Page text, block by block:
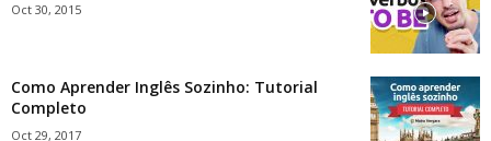
Oct 30, 2015
Como Aprender Inglês Sozinho: Tutorial
Completo
Oct 29, 2017